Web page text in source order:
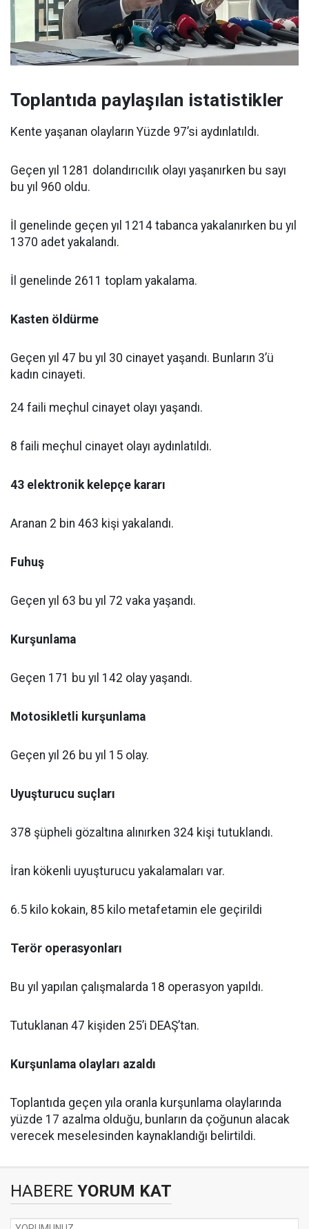
Toplantıda paylaşılan istatistikler
Kente yaşanan olayların Yüzde 97’si aydınlatıldı.
Geçen yıl 1281 dolandırıcılık olayı yaşanırken bu sayı
bu yıl 960 oldu.
İl genelinde geçen yıl 1214 tabanca yakalanırken bu yıl
1370 adet yakalandı.
İl genelinde 2611 toplam yakalama.
Kasten öldürme
Geçen yıl 47 bu yıl 30 cinayet yaşandı. Bunların 3’ü
kadın cinayeti.
24 faili meçhul cinayet olayı yaşandı.
8 faili meçhul cinayet olayı aydınlatıldı.
43 elektronik kelepçe kararı
Aranan 2 bin 463 kişi yakalandı.
Fuhuş
Geçen yıl 63 bu yıl 72 vaka yaşandı.
Kurşunlama
Geçen 171 bu yıl 142 olay yaşandı.
Motosikletli kurşunlama
Geçen yıl 26 bu yıl 15 olay.
Uyuşturucu suçları
378 şüpheli gözaltına alınırken 324 kişi tutuklandı.
İran kökenli uyuşturucu yakalamaları var.
6.5 kilo kokain, 85 kilo metafetamin ele geçirildi
Terör operasyonları
Bu yıl yapılan çalışmalarda 18 operasyon yapıldı.
Tutuklanan 47 kişiden 25’i DEAŞ’tan.
Kurşunlama olayları azaldı
Toplantıda geçen yıla oranla kurşunlama olaylarında
yüzde 17 azalma olduğu, bunların da çoğunun alacak
verecek meselesinden kaynaklandığı belirtildi.
HABERE YORUM KAT